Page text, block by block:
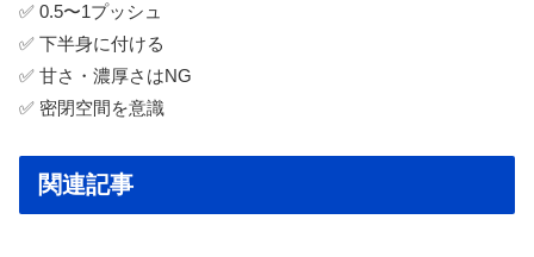
✅ 0.5〜1プッシュ
✅ 下半身に付ける
✅ 甘さ・濃厚さはNG
✅ 密閉空間を意識
関連記事